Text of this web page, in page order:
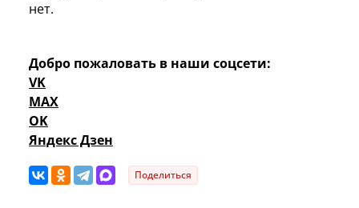
нет.
Добро пожаловать в наши соцсети:
VK
MAX
OK
Яндекс Дзен
Поделиться